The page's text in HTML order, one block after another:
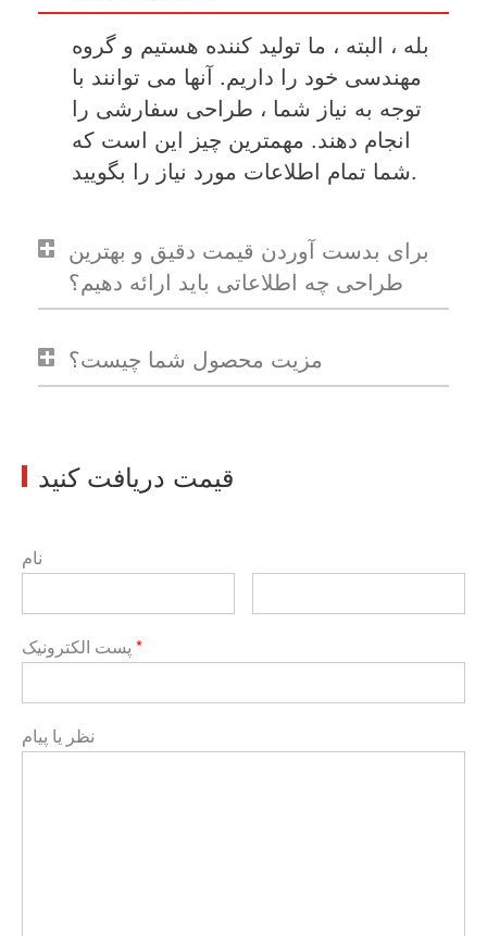
بله ، البته ، ما تولید کننده هستیم و گروه
مهندسی خود را داریم. آنها می توانند با
توجه به نیاز شما ، طراحی سفارشی را
انجام دهند. مهمترین چیز این است که
شما تمام اطلاعات مورد نیاز را بگویید.
برای بدست آوردن قیمت دقیق و بهترین
طراحی چه اطلاعاتی باید ارائه دهیم؟
مزیت محصول شما چیست؟
قیمت دریافت کنید
نام
*
نظر یا پیام